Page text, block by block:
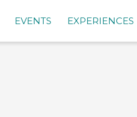
EVENTS EXPERIENCES